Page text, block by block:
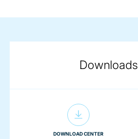
Downloads
DOWNLOAD CENTER